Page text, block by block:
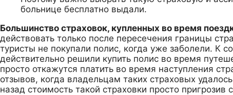
больнице бесплатно выдали.
Большинство страховок, купленных во время
действовать только после пересечения границы
туристы не покупали полис, когда уже заболели. К
действительно решили купить полис во время
просто откажутся платить во время наступления
отзывов, когда владельцам таких страховых
назад стоимость такой страховки просто пригрозив